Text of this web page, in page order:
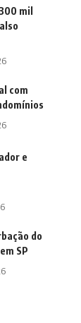
mil
com
e
do
SP